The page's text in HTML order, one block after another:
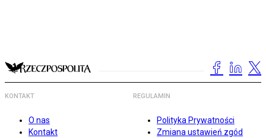
KONTAKT
O nas
Kontakt
REGULAMIN
Polityka Prywatności
Zmiana ustawień zgód